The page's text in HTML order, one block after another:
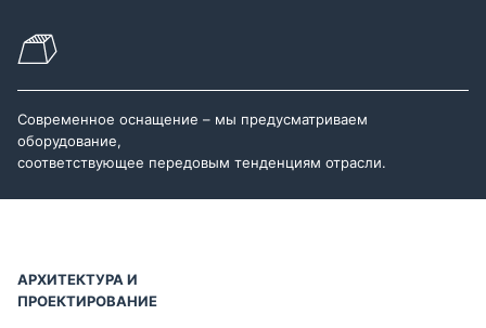
Современное оснащение – мы предусматриваем
оборудование,
соответствующее передовым тенденциям отрасли.
АРХИТЕКТУРА И
ПРОЕКТИРОВАНИЕ